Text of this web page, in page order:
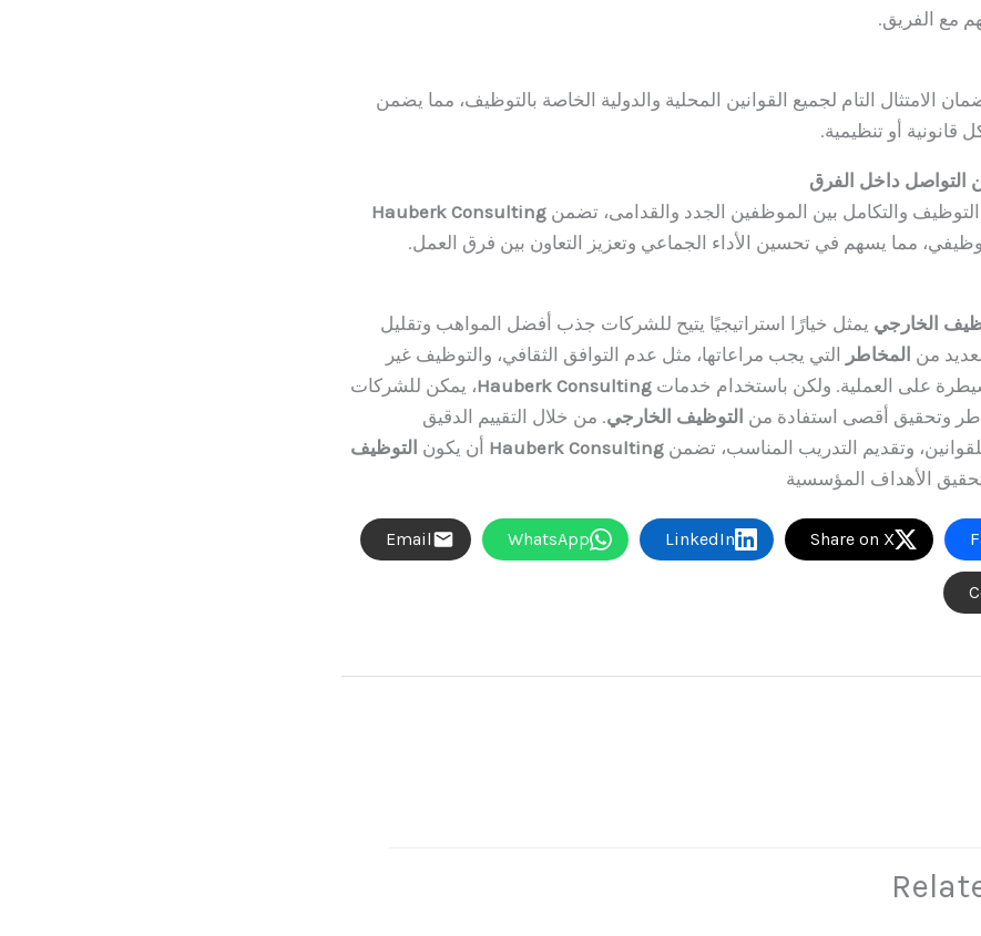
مع الفريق.
الامتثال التام لجميع القوانين المحلية والدولية الخاصة بالتوظيف، مما يضمن
أو تنظيمية.
التواصل داخل الفرق
والتكامل بين الموظفين الجدد والقدامى، تضمن Hauberk Consulting
مما يسهم في تحسين الأداء الجماعي وتعزيز التعاون بين فرق العمل.
الخارجي يمثل خيارًا استراتيجيًا يتيح للشركات جذب أفضل المواهب وتقليل
من المخاطر التي يجب مراعاتها، مثل عدم التوافق الثقافي، والتوظيف غير
على العملية. ولكن باستخدام خدمات Hauberk Consulting، يمكن للشركات
وتحقيق أقصى استفادة من التوظيف الخارجي. من خلال التقييم الدقيق
وتقديم التدريب المناسب، تضمن Hauberk Consulting أن يكون التوظيف
الأهداف المؤسسية
Share on X
LinkedIn
WhatsApp
Email